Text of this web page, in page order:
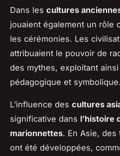
Dans les cultures
jouaient également un rôle
les cérémonies. Les
attribuaient le pouvoir de
des mythes, exploitant
pédagogique et symbolique.
L’influence des cultures
significative dans l’histoire
marionnettes. En Asie,
ont été développées,